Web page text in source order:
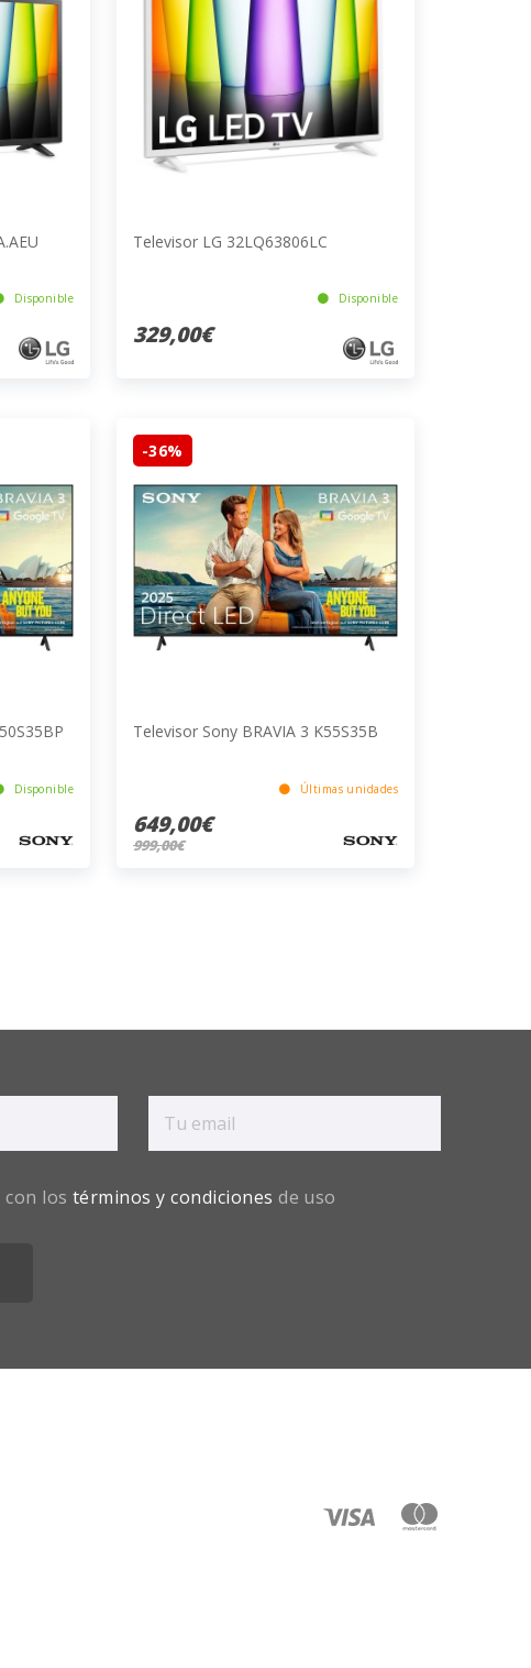
Disponible
Televisor LG 32LQ63806LC
Disponible
329,00€
Disponible
-36%
Televisor Sony BRAVIA 3 K55S35B
Últimas unidades
649,00€
999,00€
con los términos y condiciones de uso